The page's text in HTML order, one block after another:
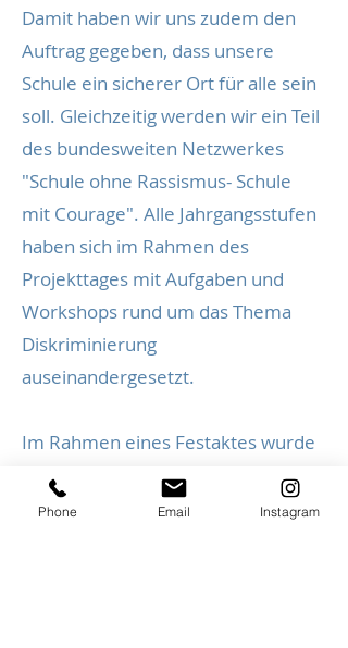
Damit haben wir uns zudem den
Auftrag gegeben, dass unsere
Schule ein sicherer Ort für alle sein
soll. Gleichzeitig werden wir ein Teil
des bundesweiten Netzwerkes
"Schule ohne Rassismus- Schule
mit Courage". Alle Jahrgangsstufen
haben sich im Rahmen des
Projekttages mit Aufgaben und
Workshops rund um das Thema
Diskriminierung
auseinandergesetzt.
Im Rahmen eines Festaktes wurde
der Realschule Horkesgath zudem
eine Urkunde für die Teilnahme am
Phone Email Instagram